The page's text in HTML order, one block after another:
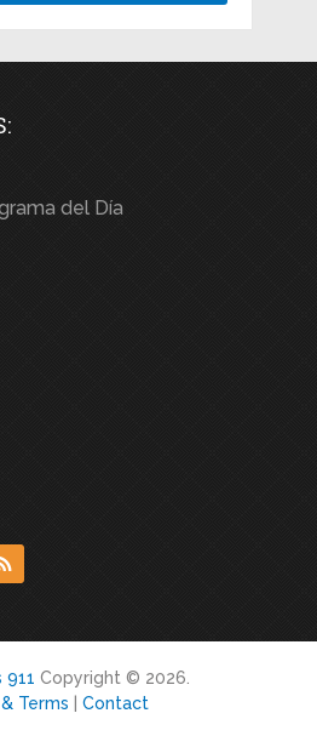
del Día
911 Copyright © 2026.
Terms |Contact